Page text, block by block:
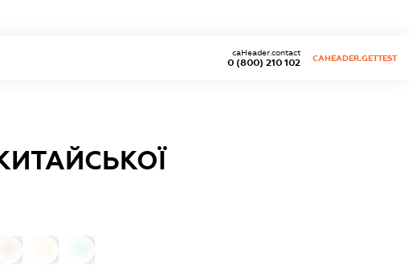
0 (800) 210 102
caHeader.contact
CAHEADER.GETTEST